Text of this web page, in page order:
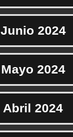
Junio 2024
Mayo 2024
Abril 2024